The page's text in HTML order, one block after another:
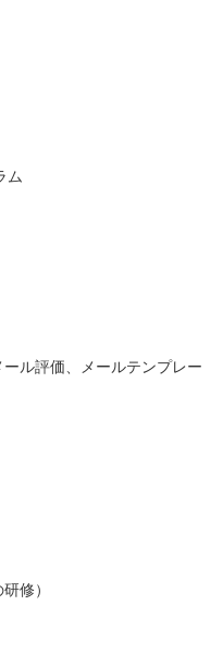
ム
ール評価、メールテンプレー
修）